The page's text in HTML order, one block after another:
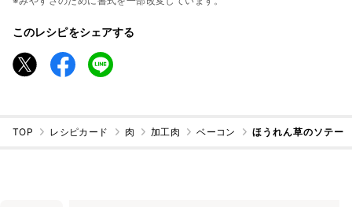
このレシピをシェアする
TOP レシピカード 肉 加工肉 ベーコン ほうれん草のソテー